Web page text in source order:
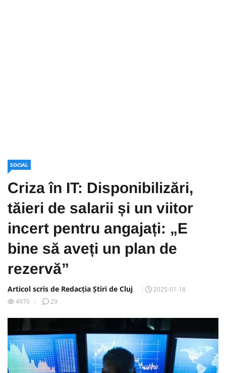
SOCIAL
Criza în IT: Disponibilizări,
tăieri de salarii și un viitor
incert pentru angajați: „E
bine să aveți un plan de
rezervă”
Articol scris de Redacția Știri de Cluj
2025-01-18
4970
29